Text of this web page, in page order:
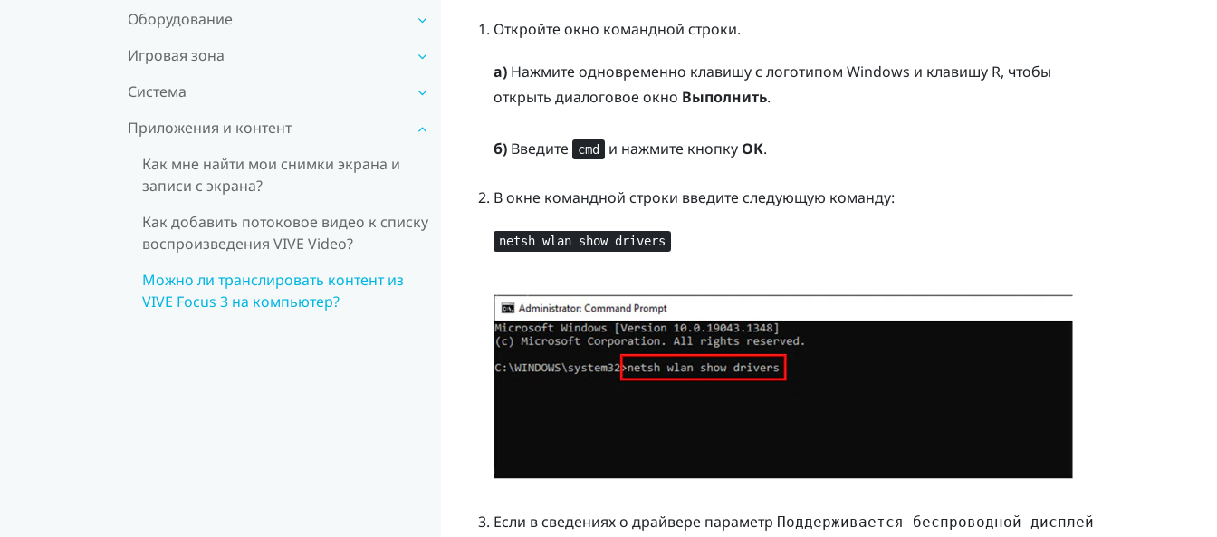
Оборудование
Игровая зона
Система
Приложения и контент
Как мне найти мои снимки экрана и
записи с экрана?
Как добавить потоковое видео к списку
воспроизведения VIVE Video?
Можно ли транслировать контент из
VIVE Focus 3 на компьютер?
Откройте окно командной строки.
а)Нажмите одновременно клавишус логотипом Windows и клавишу R, чтобы
открыть диалоговое окно Выполнить.
б)Введите cmd и нажмите кнопку OK.
В окне командной строки введите следующую команду:
netsh wlan show drivers
Если в сведениях о драйвере параметр Поддерживается беспроводной дисплей